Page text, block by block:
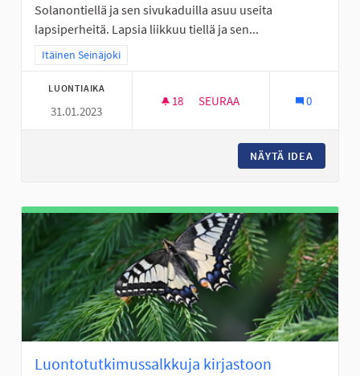
Solanontiellä ja sen sivukaduilla asuu useita
lapsiperheitä. Lapsia liikkuu tiellä ja sen...
Rajaa tulokset teeman mukaan: Itäinen Seinäjoki
Itäinen Seinäjoki
LUONTIAIKA
31.01.2023
18 18 SEURAAJAA
SEURAA 0
NÄYTÄ IDEA
Luontotutkimussalkkuja kirjastoon